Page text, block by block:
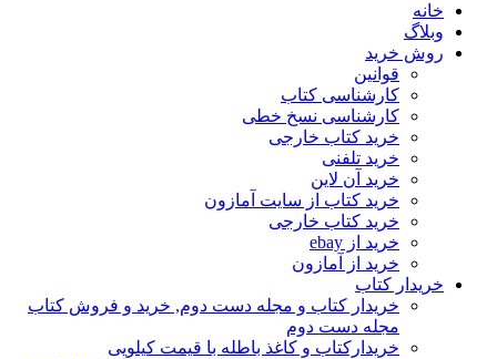
خانه
وبلاگ
روش خرید
قوانین
کارشناسی کتاب
کارشناسی نسخ خطی
خرید کتاب خارجی
خرید تلفنی
خرید آن لاین
خرید کتاب از سایت آمازون
خرید کتاب خارجی
خرید از ebay
خرید از آمازون
خریدار کتاب
خریدار کتاب و مجله دست دوم, خرید و فروش کتاب
مجله دست دوم
خریدارکتاب و کاغذ باطله با قیمت کیلویی